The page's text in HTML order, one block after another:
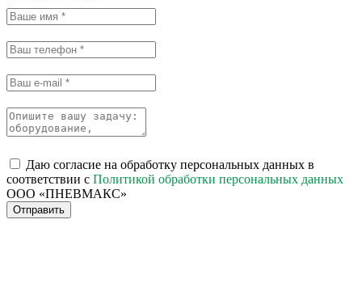
Даю согласие на обработку персональных данных в
соответствии с Политикой обработки персональных данных
ООО «ПНЕВМАКС»
Отправить